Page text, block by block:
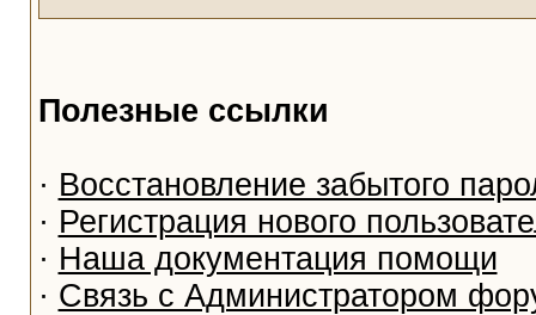
Полезные ссылки
· Восстановление забытого
· Регистрация нового
· Наша документация помощи
· Связь с Администратором